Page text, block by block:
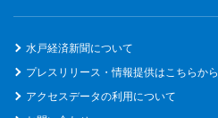
水戸経済新聞について
プレスリリース・情報提供はこちらから
アクセスデータの利用について